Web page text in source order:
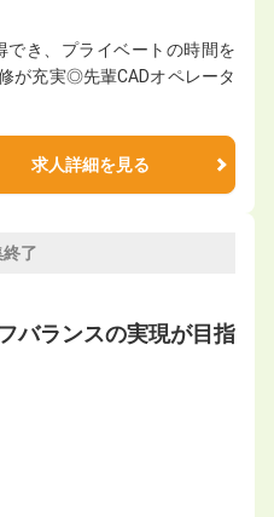
でき、プライベートの時間を
が充実◎先輩CADオペレータ
求人詳細を見る
了
バランスの実現が目指